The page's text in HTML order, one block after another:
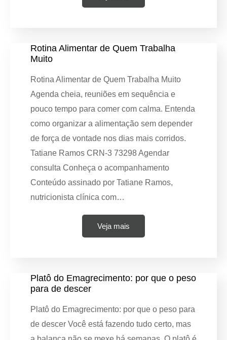
Rotina Alimentar de Quem Trabalha
Muito
Rotina Alimentar de Quem Trabalha Muito
Agenda cheia, reuniões em sequência e
pouco tempo para comer com calma. Entenda
como organizar a alimentação sem depender
de força de vontade nos dias mais corridos.
Tatiane Ramos CRN-3 73298 Agendar
consulta Conheça o acompanhamento
Conteúdo assinado por Tatiane Ramos,
nutricionista clínica com…
Veja mais
Platô do Emagrecimento: por que o peso
para de descer
Platô do Emagrecimento: por que o peso para
de descer Você está fazendo tudo certo, mas